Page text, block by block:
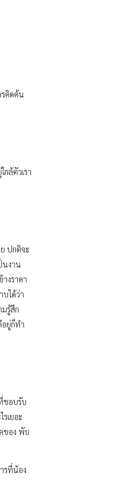
คิดค้น
ล้ตัวเรา
ปกติจะ
นงาน
งราคา
บได้ว่า
รู้สึก
อยู่ก็ทำ
ชอบรับ
เยอะ
ของ พับ
รที่น้อง